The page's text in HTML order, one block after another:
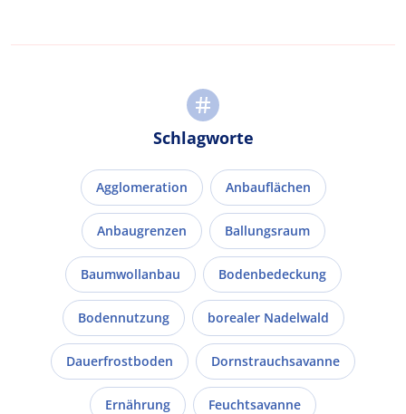
Schlagworte
Agglomeration Anbauflächen
Anbaugrenzen Ballungsraum
Baumwollanbau Bodenbedeckung
Bodennutzung borealer Nadelwald
Dauerfrostboden Dornstrauchsavanne
Ernährung Feuchtsavanne